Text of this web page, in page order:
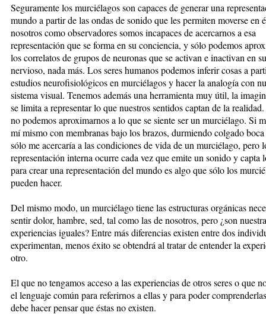
Seguramente los murciélagos son capaces de generar una
mundo a partir de las ondas de sonido que les permiten moverse en
nosotros como observadores somos incapaces de acercarnos a esa
representación que se forma en su conciencia, y sólo podemos
los correlatos de grupos de neuronas que se activan e inactivan en
nervioso, nada más. Los seres humanos podemos inferir cosas a
estudios neurofisiológicos en murciélagos y hacer la analogía con
sistema visual. Tenemos además una herramienta muy útil, la
se limita a representar lo que nuestros sentidos captan de la
no podemos aproximarnos a lo que se siente ser un murciélago. Si
mí mismo con membranas bajo los brazos, durmiendo colgado
sólo me acercaría a las condiciones de vida de un murciélago, pero
representación interna ocurre cada vez que emite un sonido y capta
para crear una representación del mundo es algo que sólo los
pueden hacer.
Del mismo modo, un murciélago tiene las estructuras orgánicas
sentir dolor, hambre, sed, tal como las de nosotros, pero ¿son
experiencias iguales? Entre más diferencias existen entre dos
experimentan, menos éxito se obtendrá al tratar de entender la
otro.
El que no tengamos acceso a las experiencias de otros seres o que
el lenguaje común para referirnos a ellas y para poder
debe hacer pensar que éstas no existen.